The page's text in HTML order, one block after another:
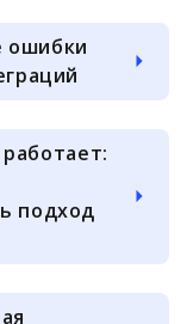
ошибки
подход